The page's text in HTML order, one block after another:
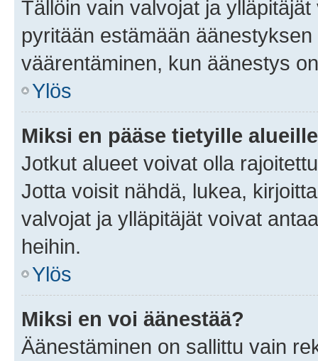
Tällöin vain valvojat ja
pyritään estämään
väärentäminen, kun äänestys
Ylös
Miksi en pääse tietyille
Jotkut alueet voivat olla
Jotta voisit nähdä, lukea,
valvojat ja ylläpitäjät voivat
heihin.
Ylös
Miksi en voi äänestää?
Äänestäminen on sallittu vain